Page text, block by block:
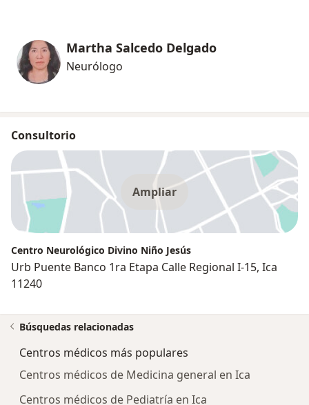
Martha Salcedo Delgado
Neurólogo
Consultorio
Ampliar
Centro Neurológico Divino Niño Jesús
Urb Puente Banco 1ra Etapa Calle Regional I-15, Ica
11240
Búsquedas relacionadas
Centros médicos más populares
Centros médicos de Medicina general en Ica
Centros médicos de Pediatría en Ica